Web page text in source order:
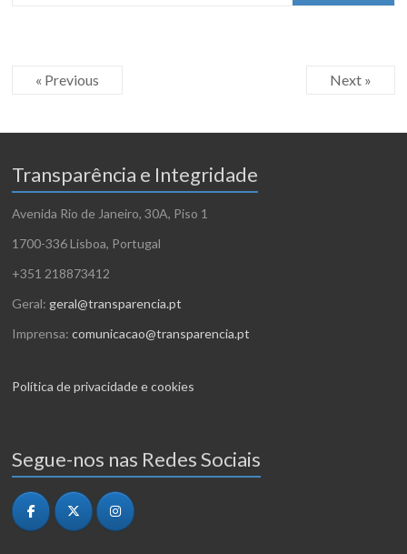
« Previous Next »
Transparência e Integridade
Avenida Rio de Janeiro, 30A, Piso 1
1700-336 Lisboa, Portugal
+351 218873412
Geral: geral@transparencia.pt
Imprensa:comunicacao@transparencia.pt
Política de privacidade e cookies
Segue-nos nas Redes Sociais